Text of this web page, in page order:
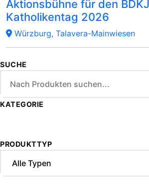
Aktionsbühne für den
Katholikentag 2026
Würzburg, Talavera-Mainwiesen
SUCHE
KATEGORIE
PRODUKTTYP